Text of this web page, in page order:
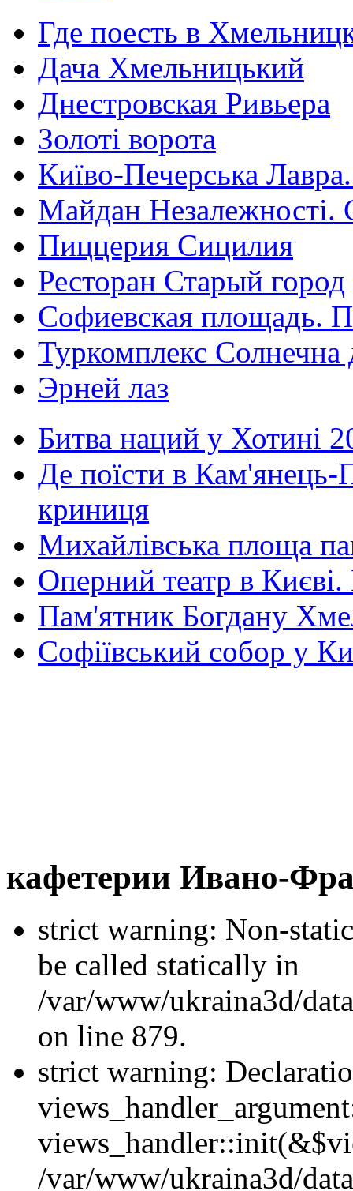
Где поесть в
Дача Хмельницький
Днестровская Ривьера
Золоті ворота
Київо-Печерська
Майдан Незалежності.
Пиццерия Сицилия
Ресторан Старый город
Софиевская площадь.
Туркомплекс Солнечна
Эрней лаз
Битва наций у Хотині
Де поїсти в Кам'янець-
криниця
Михайлівська площа
Оперний театр в
Пам'ятник Богдану
Софіївський собор у
кафетерии Ивано-
strict warning: Non-
be called statically in
/var/www/ukraina3d/
on line 879.
strict warning:
/var/www/ukraina3d/